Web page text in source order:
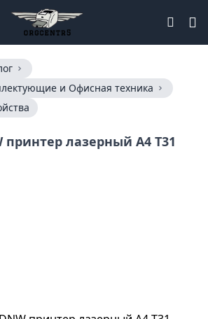
и Офисная техника
принтер лазерный A4 T31